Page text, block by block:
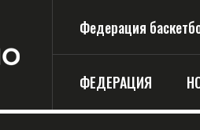
Федерация
ФЕДЕРАЦИЯ